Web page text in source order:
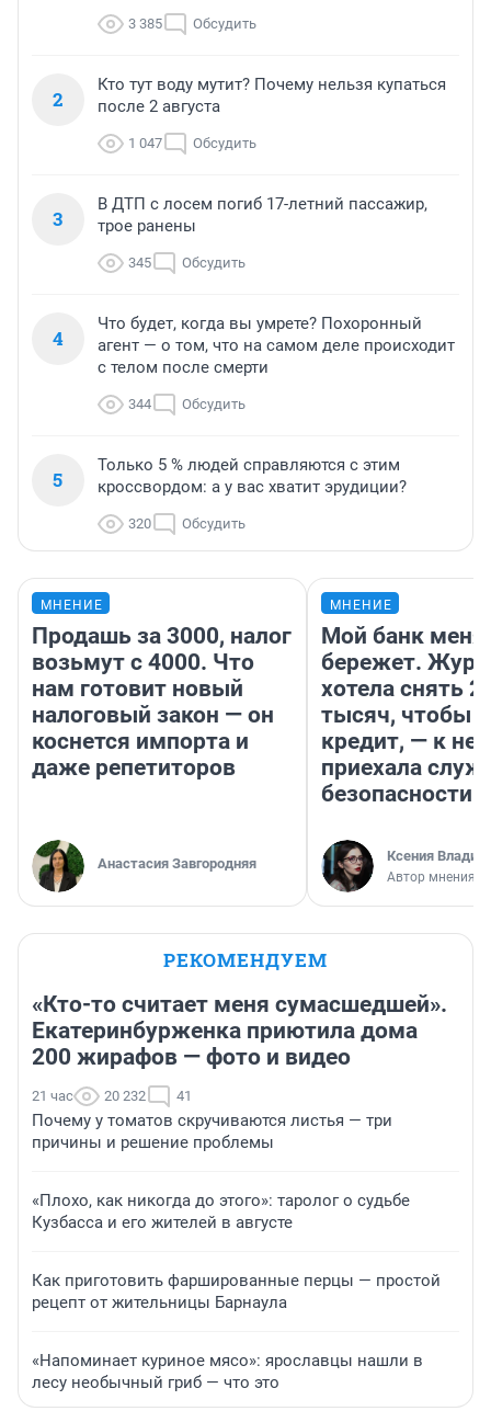
3 385 Обсудить
2
Кто тут воду мутит? Почему нельзя купаться
после 2 августа
1 047 Обсудить
3
В ДТП с лосем погиб 17-летний пассажир,
трое ранены
345 Обсудить
4
Что будет, когда вы умрете? Похоронный
агент — о том, что на самом деле происходит
с телом после смерти
344 Обсудить
5
Только 5 % людей справляются с этим
кроссвордом: а у вас хватит эрудиции?
320 Обсудить
МНЕНИЕ
Продашь за 3000, налог
возьмут с 4000. Что
нам готовит новый
налоговый закон — он
коснется импорта и
даже репетиторов
Анастасия Завгородняя
МНЕНИЕ
Мой банк меня
бережет.
хотела снять
тысяч, чтобы
кредит, — к
приехала
безопасности
Ксения
Автор мнения
РЕКОМЕНДУЕМ
«Кто-то считает меня сумасшедшей».
Екатеринбурженка приютила дома
200 жирафов — фото и видео
21 час 20 232 41
Почему у томатов скручиваются листья — три
причины и решение проблемы
«Плохо, как никогда до этого»: таролог о судьбе
Кузбасса и его жителей в августе
Как приготовить фаршированные перцы — простой
рецепт от жительницы Барнаула
«Напоминает куриное мясо»: ярославцы нашли в
лесу необычный гриб — что это